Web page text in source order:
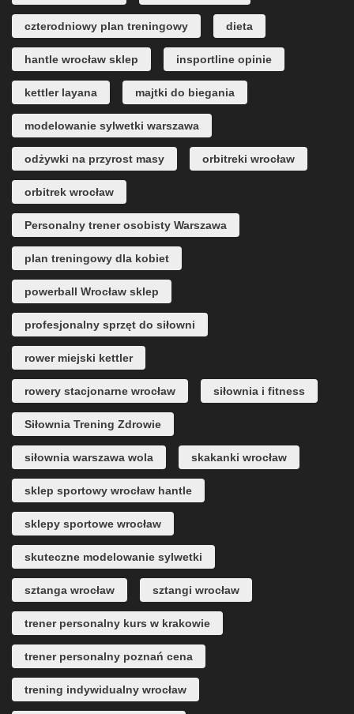
czterodniowy plan treningowy dieta
hantle wrocław sklep insportline opinie
kettler layana majtki do biegania
modelowanie sylwetki warszawa
odżywki na przyrost masy orbitreki wrocław
orbitrek wrocław
Personalny trener osobisty Warszawa
plan treningowy dla kobiet
powerball Wrocław sklep
profesjonalny sprzęt do siłowni
rower miejski kettler
rowery stacjonarne wrocław siłownia i fitness
Siłownia Trening Zdrowie
siłownia warszawa wola skakanki wrocław
sklep sportowy wrocław hantle
sklepy sportowe wrocław
skuteczne modelowanie sylwetki
sztanga wrocław sztangi wrocław
trener personalny kurs w krakowie
trener personalny poznań cena
trening indywidualny wrocław